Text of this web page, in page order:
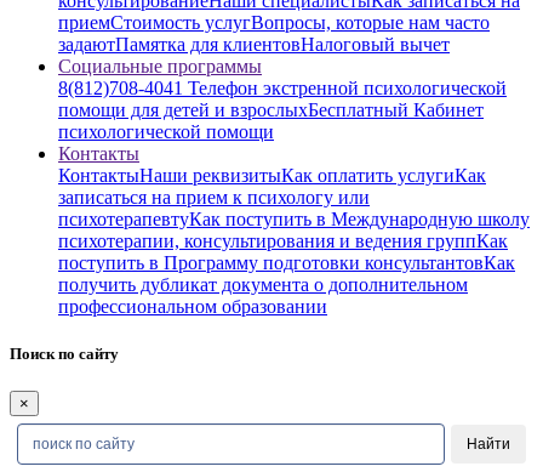
приемСтоимость услугВопросы, которые нам часто
задаютПамятка для клиентовНалоговый вычет
Социальные программы
8(812)708-4041 Телефон экстренной психологической
помощи для детей и взрослыхБесплатный Кабинет
психологической помощи
Контакты
КонтактыНаши реквизитыКак оплатить услугиКак
записаться на прием к психологу или
психотерапевтуКак поступить в Международную школу
психотерапии, консультирования и ведения группКак
поступить в Программу подготовки консультантовКак
получить дубликат документа о дополнительном
профессиональном образовании
Поиск по сайту
×